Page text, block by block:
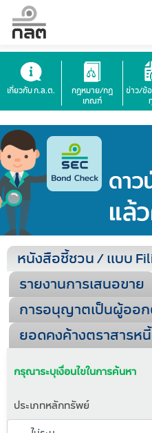
เกี่ยวกับ ก.ล.ต.
กฎหมาย/กฎ
เกณฑ์
ข่าว/ข้
หนังสือชี้ชวน / แบบ
รายงานการเสนอขาย
การอนุญาตเป็นผู้ออก
ยอดคงค้างตราสารหนี้
กรุณาระบุเงื่อนไขในการค้นหา
ประเภทหลักทรัพย์